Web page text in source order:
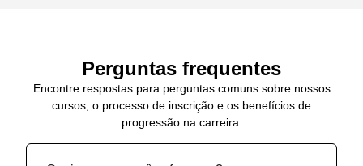
Perguntas frequentes
Encontre respostas para perguntas comuns sobre nossos
cursos, o processo de inscrição e os benefícios de
progressão na carreira.